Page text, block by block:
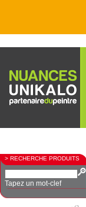
> RECHERCHE PRODUITS
Tapez un mot-clef